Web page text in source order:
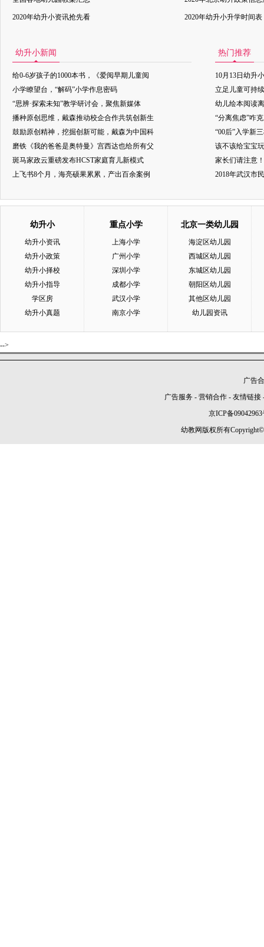
2020年幼升小资讯抢先看 2020年幼升小升学时间表
幼升小新闻
给0-6岁孩子的1000本书，《爱阅早期儿童阅
小学瞭望台，“解码”小学作息密码
“思辨·探索未知”教学研讨会，聚焦新媒体
播种原创思维，戴森推动校企合作共筑创新生
鼓励原创精神，挖掘创新可能，戴森为中国科
磨铁《我的爸爸是奥特曼》宫西达也给所有父
斑马家政云重磅发布HCST家庭育儿新模式
上飞书8个月，海亮硕果累累，产出百余案例
热门推荐
10月13日幼升
立足儿童可持
幼儿绘本阅读
“分离焦虑”咋
“00后”入学新
该不该给宝宝
家长们请注意
2018年武汉市
幼升小
幼升小资讯
幼升小政策
幼升小择校
幼升小指导
学区房
幼升小真题
重点小学
上海小学
广州小学
深圳小学
成都小学
武汉小学
南京小学
北京一类幼儿园
海淀区幼儿园
西城区幼儿园
东城区幼儿园
朝阳区幼儿园
其他区幼儿园
幼儿园资讯
-->
广告
广告服务 - 营销合作 - 友情链接
京ICP备09042963
幼教网版权所有